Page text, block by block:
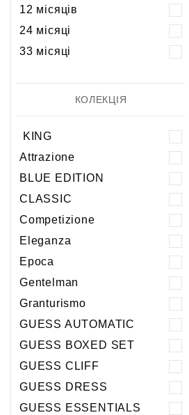
12 місяців
24 місяці
33 місяці
КОЛЕКЦІЯ
KING
Attrazione
BLUE EDITION
CLASSIC
Competizione
Eleganza
Epoca
Gentelman
Granturismo
GUESS AUTOMATIC
GUESS BOXED SET
GUESS CLIFF
GUESS DRESS
GUESS ESSENTIALS